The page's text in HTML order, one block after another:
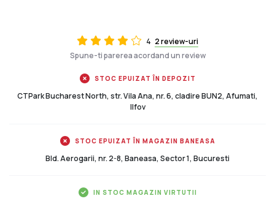
4 2 review-uri
Spune-ti parerea acordand un review
STOC EPUIZAT ÎN DEPOZIT
CTPark Bucharest North, str. Vila Ana, nr. 6, cladire BUN2, Afumati,
Ilfov
STOC EPUIZAT ÎN MAGAZIN BANEASA
Bld. Aerogarii, nr. 2-8, Baneasa, Sector 1, Bucuresti
IN STOC MAGAZIN VIRTUTII